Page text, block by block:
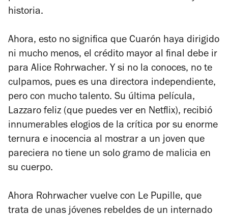
historia.
Ahora, esto no significa que Cuarón haya dirigido
ni mucho menos, el crédito mayor al final debe ir
para Alice Rohrwacher. Y si no la conoces, no te
culpamos, pues es una directora independiente,
pero con mucho talento. Su última película,
Lazzaro feliz (que puedes ver en Netflix), recibió
innumerables elogios de la crítica por su enorme
ternura e inocencia al mostrar a un joven que
pareciera no tiene un solo gramo de malicia en
su cuerpo.
Ahora Rohrwacher vuelve con Le Pupille, que
trata de unas jóvenes rebeldes de un internado